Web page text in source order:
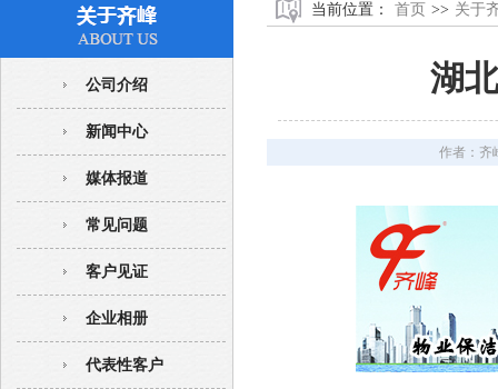
公司介绍
新闻中心
媒体报道
常见问题
客户见证
企业相册
代表性客户
当前位置： 首页 >> 关于
湖
作者： 齐